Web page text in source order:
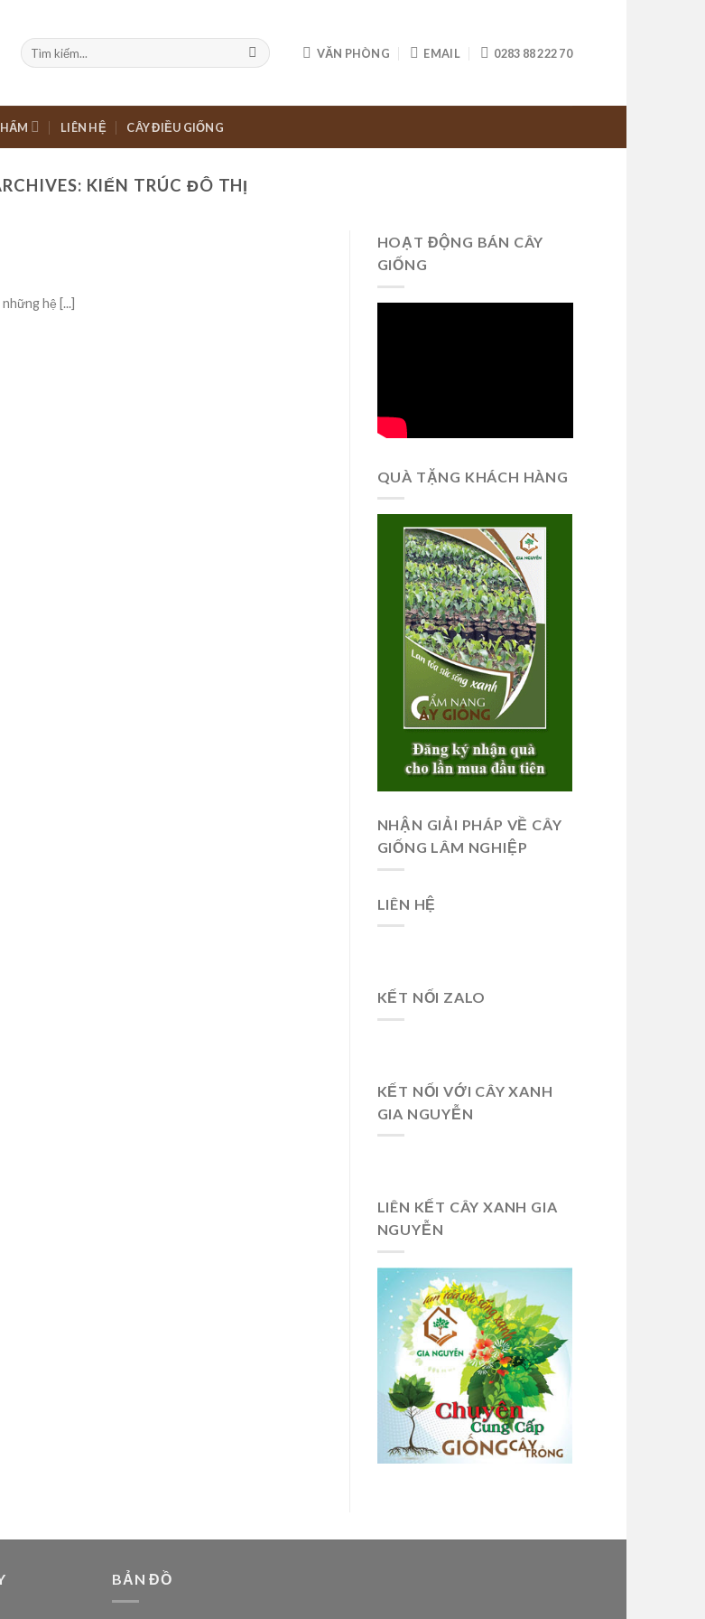
VĂN PHÒNG EMAIL 0283 88 222 70
LIÊN HỆ CÂY ĐIỀU GIỐNG
KIẾN TRÚC ĐÔ THỊ
hệ [...]
HOẠT ĐỘNG BÁN CÂY
GIỐNG
QUÀ TẶNG KHÁCH HÀNG
NHẬN GIẢI PHÁP VỀ CÂY
GIỐNG LÂM NGHIỆP
LIÊN HỆ
KẾT NỐI ZALO
KẾT NỐI VỚI CÂY XANH
GIA NGUYỄN
LIÊN KẾT CÂY XANH GIA
NGUYỄN
BẢN ĐỒ